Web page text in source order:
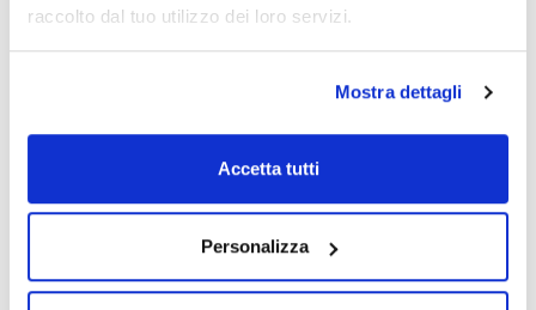
raccolto dal tuo utilizzo dei loro servizi.
Mostra dettagli
Accetta tutti
Personalizza
Documentazione tecnica
TDS / Scheda tecnica
Registrati per i download
COA
Registrati per i download
SDS / Scheda di
Sicurezza